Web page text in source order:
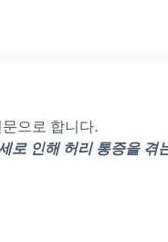
으로 합니다.
로 인해 허리 통증을 겪